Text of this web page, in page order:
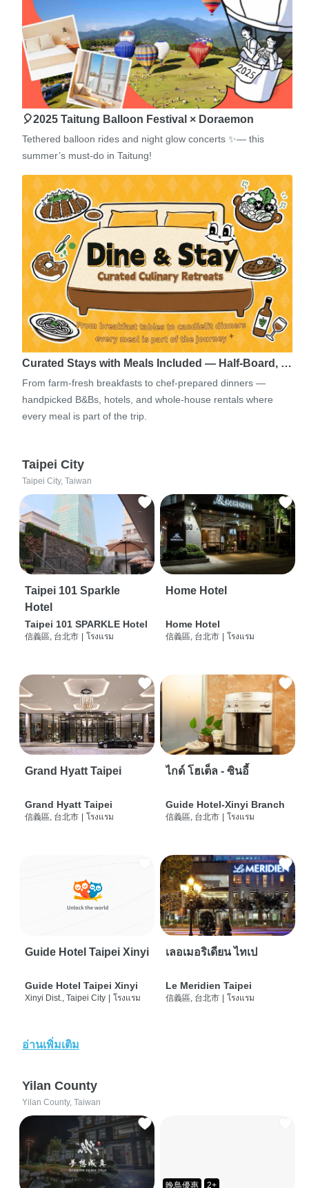
🎈2025 Taitung Balloon Festival × Doraemon
Tethered balloon rides and night glow concerts ✨— this
summer’s must-do in Taitung!
Curated Stays with Meals Included — Half-Board, …
From farm-fresh breakfasts to chef-prepared dinners —
handpicked B&Bs, hotels, and whole-house rentals where
every meal is part of the trip.
Taipei City
Taipei City, Taiwan
Taipei 101 Sparkle
Hotel
Taipei 101 SPARKLE Hotel
信義區, 台北市 โรงแรม
Home Hotel
Home Hotel
信義區, 台北市 โรงแรม
Grand Hyatt Taipei
Grand Hyatt Taipei
信義區, 台北市 โรงแรม
ไกด์ โฮเต็ล - ซินอี้
Guide Hotel-Xinyi Branch
信義區, 台北市 โรงแรม
Guide Hotel Taipei Xinyi
Guide Hotel Taipei Xinyi
Xinyi Dist., Taipei City | โรงแรม
เลอเมอริเดียน ไทเป
Le Meridien Taipei
信義區, 台北市 | โรงแรม
อ่านเพิ่มเติม
Yilan County
Yilan County, Taiwan
晚鳥優惠 2+